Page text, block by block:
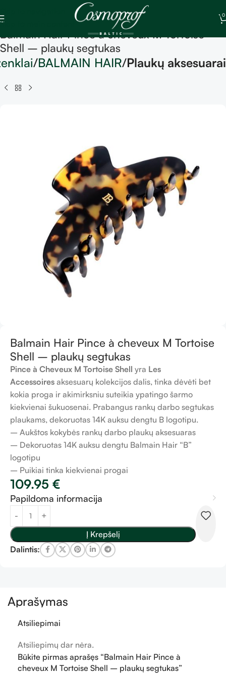
Skip to main content
0
Balmain Hair Pince à cheveux M Tortoise
Shell – plaukų segtukas
BALMAIN HAIR Plaukų aksesuarai
Balmain Hair Pince à cheveux M Tortoise
Shell – plaukų segtukas
Pince à Cheveux M Tortoise Shell yra Les
Accessoires aksesuarų kolekcijos dalis, tinka dėvėti bet
kokia proga ir akimirksniu suteikia ypatingo šarmo
kiekvienai šukuosenai. Prabangus rankų darbo segtukas
plaukams, dekoruotas 14K auksu dengtu B logotipu.
– Aukštos kokybės rankų darbo plaukų aksesuaras
– Dekoruotas 14K auksu dengtu Balmain Hair “B”
logotipu
– Puikiai tinka kiekvienai progai
109.95 €
Papildoma informacija
Į Krepšelį
Dalintis:
Aprašymas
Atsiliepimai
Atsiliepimų dar nėra.
Būkite pirmas aprašęs “Balmain Hair Pince à
cheveux M Tortoise Shell – plaukų segtukas”